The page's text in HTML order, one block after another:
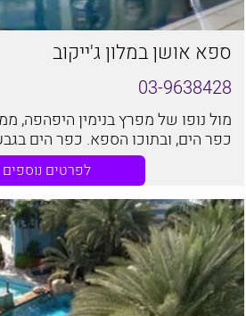
ספא אושן במלון ג'ייקוב
03-9638428
מול נופו של מפרץ בנימין היפהפה,
כפר הים, ובתוכו הספא. כפר הים
נופשים המחפשים בריאות, פינוק
כולל היצע שלם של טיפוליםלפרטים נוספים